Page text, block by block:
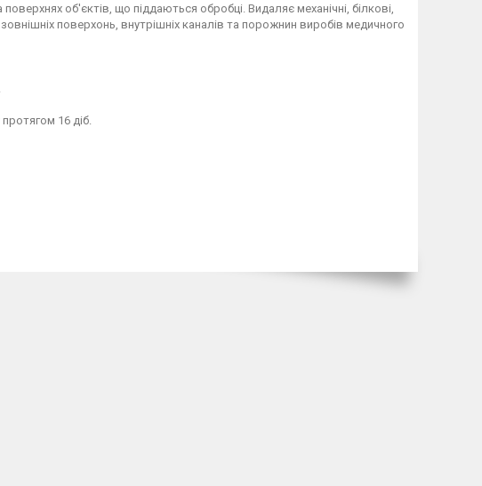
об'єктів, що піддаються обробці. Видаляє механічні, білкові,
поверхонь, внутрішніх каналів та порожнин виробів медичного
16 діб.